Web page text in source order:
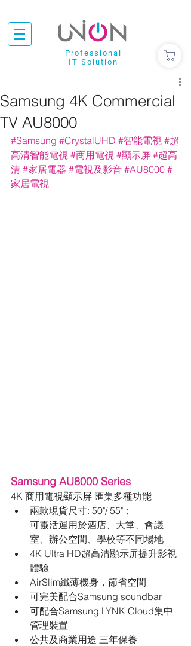
Professional
IT Solution
Samsung 4K Commercial
TV AU8000
#Samsung #CrystalUHD #智能電視 #超
高清智能電視 #商用電視 #顯示屏 #超高
清 #家居電器 #電視及影音 #AU8000 #
家居電視
Samsung AU8000 Series
4K 商用電視顯示屏 匯集多種功能
兩款現貨尺寸: 50"/ 55"；
可靈活運用於酒店、大堂、會議
室、辦公空間、學校等不同場地
4K Ultra HD超高清顯示屏提升影視
體驗
AirSlim纖薄機身，節省空間
可完美配合Samsung soundbar
可配合Samsung LYNK Cloud集中
管理裝置
公共及商業用途 三年保養